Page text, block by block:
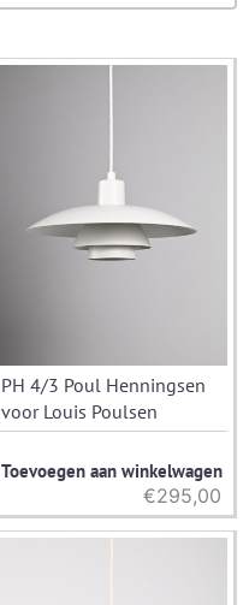
PH 4/3 Poul Henningsen
voor Louis Poulsen
Toevoegen aan winkelwagen
€295,00